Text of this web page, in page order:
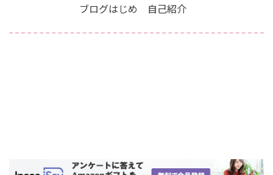
ブログはじめ 自己紹介